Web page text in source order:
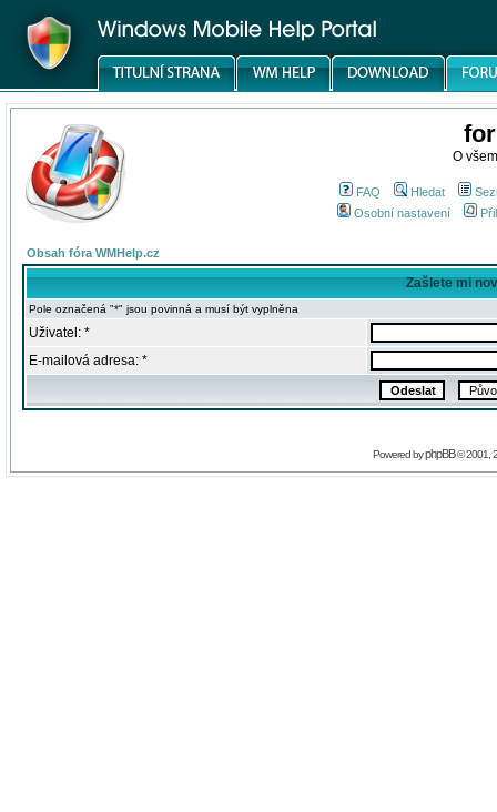
O
FAQ Hledat
Osobní nastavení
Obsah fóra WMHelp.cz
Zašlete mi
Pole označená "*" jsou povinná a musí být vyplněna
Uživatel: *
E-mailová adresa: *
Powered byphpBB© 2001,